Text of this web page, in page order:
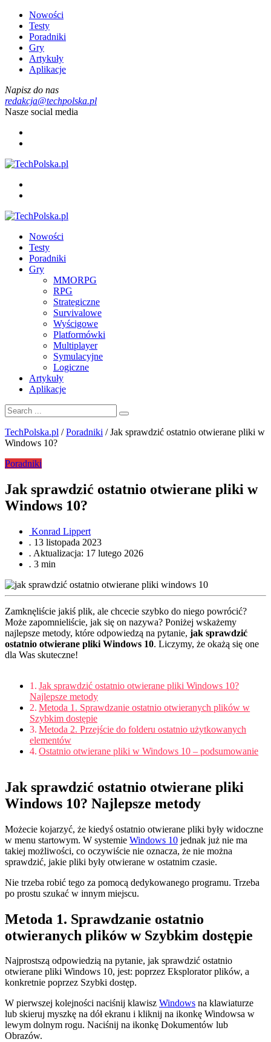
Nowości
Testy
Poradniki
Gry
Artykuły
Aplikacje
Napisz do nas
redakcja@techpolska.pl
Nasze social media
Nowości
Testy
Poradniki
Gry
MMORPG
RPG
Strategiczne
Survivalowe
Wyścigowe
Platformówki
Multiplayer
Symulacyjne
Logiczne
Artykuły
Aplikacje
TechPolska.pl /Poradniki /Jak sprawdzić ostatnio otwierane pliki w
Windows 10?
Poradniki
Jak sprawdzić ostatnio otwierane pliki w
Windows 10?
Konrad Lippert
. 13 listopada 2023
. Aktualizacja: 17 lutego 2026
. 3 min
Zamknęliście jakiś plik, ale chcecie szybko do niego powrócić?
Może zapomnieliście, jak się on nazywa? Poniżej wskażemy
najlepsze metody, które odpowiedzą na pytanie, jak sprawdzić
ostatnio otwierane pliki Windows 10. Liczymy, że okażą się one
dla Was skuteczne!
Jak sprawdzić ostatnio otwierane pliki Windows 10?
Najlepsze metody
Metoda 1. Sprawdzanie ostatnio otwieranych plików w
Szybkim dostępie
Metoda 2. Przejście do folderu ostatnio użytkowanych
elementów
Ostatnio otwierane pliki w Windows 10 – podsumowanie
Jak sprawdzić ostatnio otwierane pliki
Windows 10? Najlepsze metody
Możecie kojarzyć, że kiedyś ostatnio otwierane pliki były widoczne
w menu startowym. W systemie Windows 10 jednak już nie ma
takiej możliwości, co oczywiście nie oznacza, że nie można
sprawdzić, jakie pliki były otwierane w ostatnim czasie.
Nie trzeba robić tego za pomocą dedykowanego programu. Trzeba
po prostu szukać w innym miejscu.
Metoda 1. Sprawdzanie ostatnio
otwieranych plików w Szybkim dostępie
Najprostszą odpowiedzią na pytanie, jak sprawdzić ostatnio
otwierane pliki Windows 10, jest: poprzez Eksplorator plików, a
konkretnie poprzez Szybki dostęp.
W pierwszej kolejności naciśnij klawisz Windows na klawiaturze
lub skieruj myszkę na dół ekranu i kliknij na ikonkę Windowsa w
lewym dolnym rogu. Naciśnij na ikonkę Dokumentów lub
Obrazów.